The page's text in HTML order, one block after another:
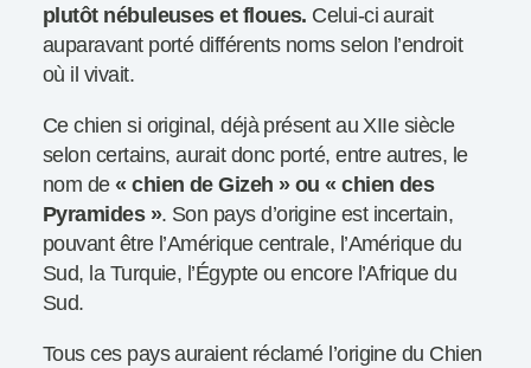
plutôt nébuleuses et floues. Celui-ci aurait
auparavant porté différents noms selon l’endroit
où il vivait.
Ce chien si original, déjà présent au XIIe siècle
selon certains, aurait donc porté, entre autres, le
nom de« chien de Gizeh » ou « chien des
Pyramides ». Son pays d’origine est incertain,
pouvant être l’Amérique centrale, l’Amérique du
Sud, la Turquie, l’Égypte ou encore l’Afrique du
Sud.
Tous ces pays auraient réclamé l’origine du Chien